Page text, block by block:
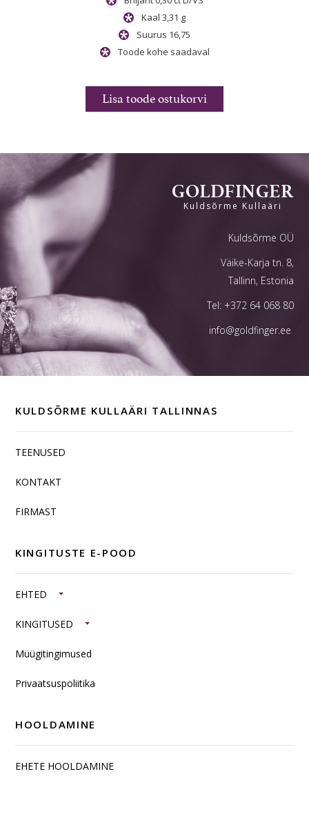
Kaal 3,31 g
Suurus 16,75
Toode kohe saadaval
Lisa toode ostukorvi
GOLDFINGER
Kuldsõrme Kullaäri
Kuldsõrme OÜ
Väike-Karja tn. 8,
Tallinn, Estonia
Tel: +372 64 068 80
info@goldfinger.ee
KULDSÕRME KULLAÄRI TALLINNAS
TEENUSED
KONTAKT
FIRMAST
KINGITUSTE E-POOD
EHTED
KINGITUSED
Müügitingimused
Privaatsuspoliitika
HOOLDAMINE
EHETE HOOLDAMINE